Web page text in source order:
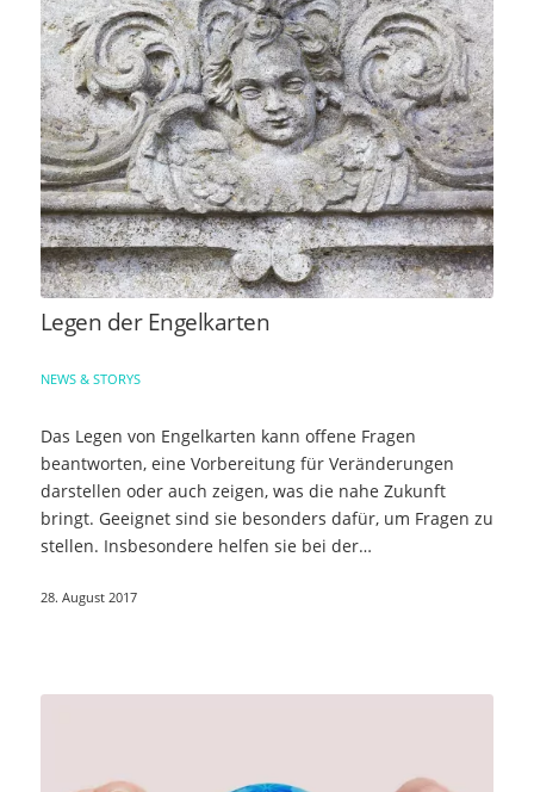
Legen der Engelkarten
NEWS & STORYS
Das Legen von Engelkarten kann offene Fragen
beantworten, eine Vorbereitung für Veränderungen
darstellen oder auch zeigen, was die nahe Zukunft
bringt. Geeignet sind sie besonders dafür, um Fragen zu
stellen. Insbesondere helfen sie bei der…
28. August 2017